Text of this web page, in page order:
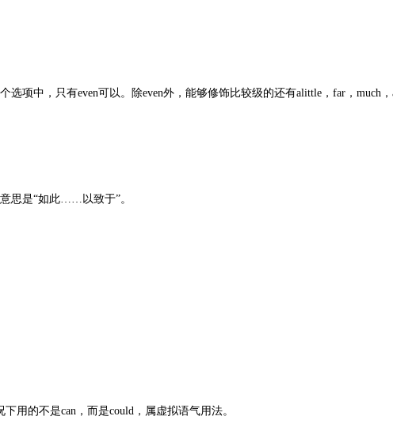
项中，只有even可以。除even外，能够修饰比较级的还有alittle，far，much
思是“如此……以致于”。
用的不是can，而是could，属虚拟语气用法。